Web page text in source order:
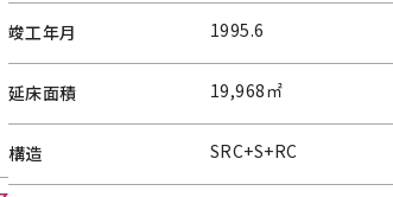
竣工年月 1995.6
延床面積 19,968㎡
構造 SRC+S+RC